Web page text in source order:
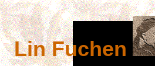
Lin Fuchen